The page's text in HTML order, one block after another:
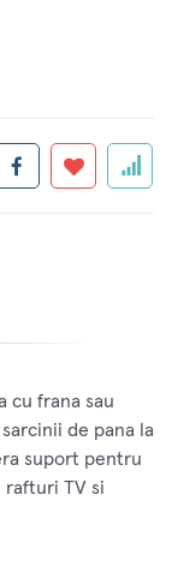
cu frana sau
de pana la
suport pentru
rafturi TV si